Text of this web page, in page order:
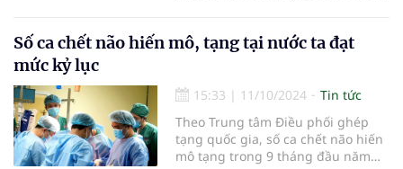
Số ca chết não hiến mô, tạng tại nước ta đạt
mức kỷ lục
15:33 | 11/10/2024
Tin tức
Theo Trung tâm Điều phối ghép
tạng quốc gia, số ca chết não hiến
mô tạng trong 9 tháng đầu năm